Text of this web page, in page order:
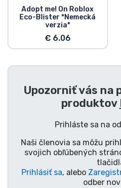
Adopt me! On Roblox
Eco-Blister *Nemecká
verzia*
€ 6.06
Upozorniť vás na
produktov
Prihláste sa na
Naši členovia sa môžu
svojich obľúbených
Prihlásiť sa, alebo
odber
Zoradiť podľa Anime
Zoradiť podľa hier
Zoradiť podľa športu
Zoradiť podľa hudby
Typy výrobkov
Značky